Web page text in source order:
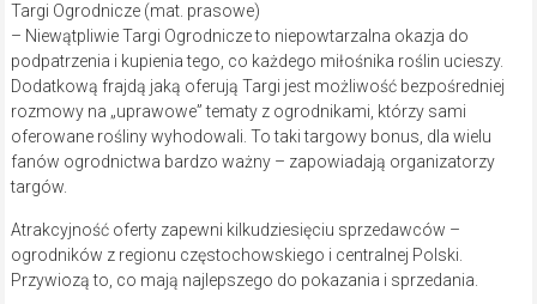
Targi Ogrodnicze (mat. prasowe)
– Niewątpliwie Targi Ogrodnicze to niepowtarzalna okazja do
podpatrzenia i kupienia tego, co każdego miłośnika roślin ucieszy.
Dodatkową frajdą jaką oferują Targi jest możliwość bezpośredniej
rozmowy na „uprawowe” tematy z ogrodnikami, którzy sami
oferowane rośliny wyhodowali. To taki targowy bonus, dla wielu
fanów ogrodnictwa bardzo ważny – zapowiadają organizatorzy
targów.
Atrakcyjność oferty zapewni kilkudziesięciu sprzedawców –
ogrodników z regionu częstochowskiego i centralnej Polski.
Przywiozą to, co mają najlepszego do pokazania i sprzedania.